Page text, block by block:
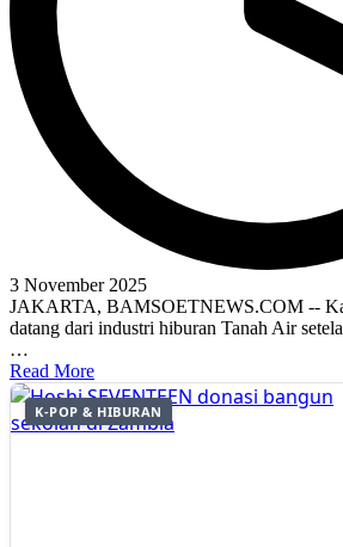
3 November 2025
JAKARTA, BAMSOETNEWS.COM --
datang dari industri hiburan Tanah Air
…
Read More
K-POP & HIBURAN